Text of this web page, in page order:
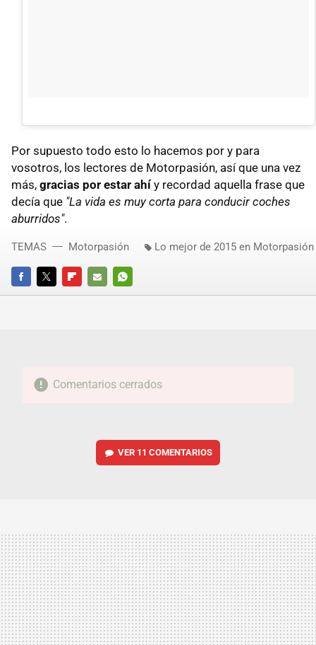
Por supuesto todo esto lo hacemos por y para
vosotros, los lectores de Motorpasión, así que una vez
más, gracias por estar ahí y recordad aquella frase que
decía que "La vida es muy corta para conducir coches
aburridos".
FACEBOOKTWITTERFLIPBOARD
E-
WHATSAPP
TEMAS Motorpasión Lo mejor de 2015 en Motorpasión
Comentarios cerrados
VER 11 COMENTARIOS